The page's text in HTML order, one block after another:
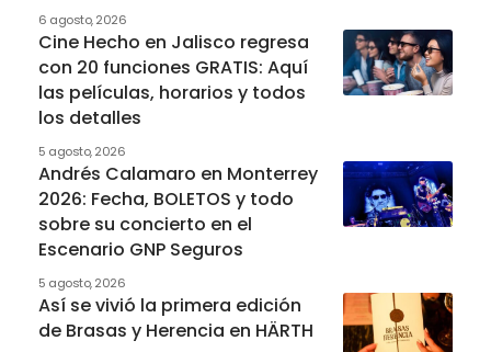
6 agosto, 2026
Cine Hecho en Jalisco regresa
con 20 funciones GRATIS: Aquí
las películas, horarios y todos
los detalles
5 agosto, 2026
Andrés Calamaro en Monterrey
2026: Fecha, BOLETOS y todo
sobre su concierto en el
Escenario GNP Seguros
5 agosto, 2026
Así se vivió la primera edición
de Brasas y Herencia en HÄRTH